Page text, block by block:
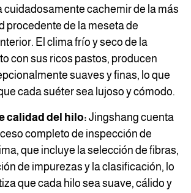
cuidadosamente cachemir de la más
procedente de la meseta de
El clima frío y seco de la
con sus ricos pastos, producen
suaves y finas, lo que
cada suéter sea lujoso y cómodo.
calidad del hilo: Jingshang cuenta
completo de inspección de
que incluye la selección de fibras,
de impurezas y la clasificación, lo
que cada hilo sea suave, cálido y